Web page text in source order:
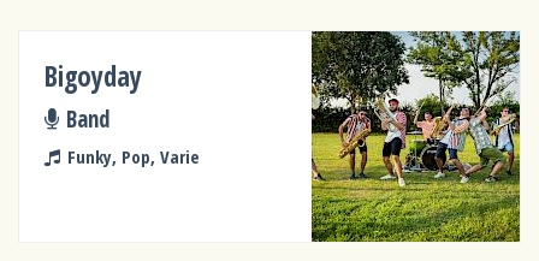
Bigoyday
Band
Funky, Pop, Varie